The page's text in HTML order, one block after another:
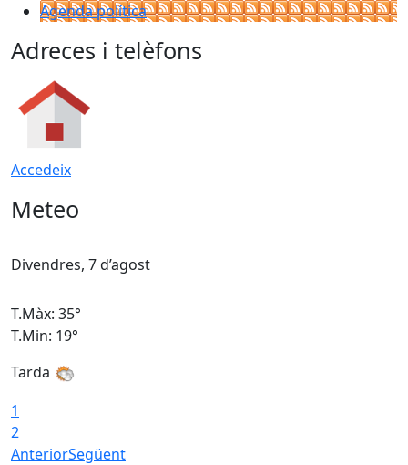
Agenda política
Adreces i telèfons
Accedeix
Meteo
Divendres, 7 d’agost
T.Màx: 35°
T.Min: 19°
Tarda
1
2
AnteriorSegüent